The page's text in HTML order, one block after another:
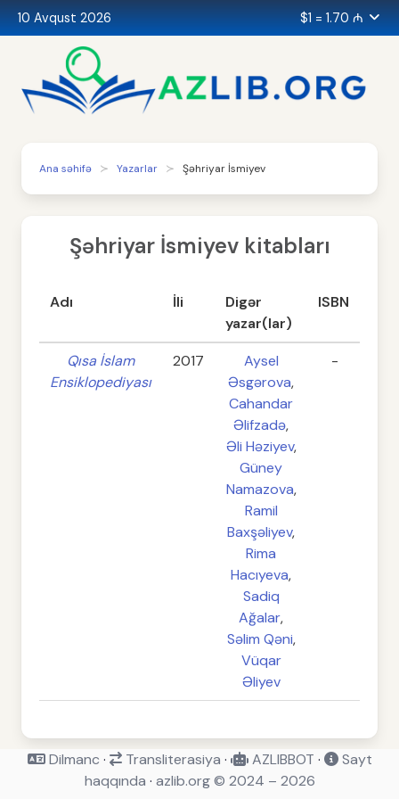
10 Avqust 2026 $1 = 1.70 ₼
Ana səhifə Yazarlar Şəhriyar İsmiyev
Şəhriyar İsmiyev kitabları
Adı İli
Digər
yazar(lar)
ISBN
Qısa İslam
Ensiklopediyası
2017
Aysel
Əsgərova,
Cahandar
Əlifzadə,
Əli Həziyev,
Güney
Namazova,
Ramil
Baxşəliyev,
Rima
Hacıyeva,
Sadiq
Ağalar,
Səlim Qəni,
Vüqar
Əliyev
-
Dilmanc · Transliterasiya · AZLIBBOT ·
Sayt
haqqında · azlib.org © 2024 – 2026